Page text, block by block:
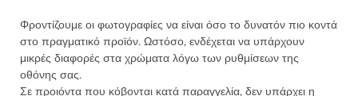
Φροντίζουμε οι φωτογραφίες να είναι όσο το δυνατόν πιο κοντά
στο πραγματικό προϊόν. Ωστόσο, ενδέχεται να υπάρχουν
μικρές διαφορές στα χρώματα λόγω των ρυθμίσεων της
οθόνης σας.
Σε προιόντα που κόβονται κατά παραγγελία, δεν υπάρχει η